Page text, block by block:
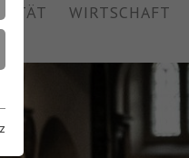
WIRTSCHAFT